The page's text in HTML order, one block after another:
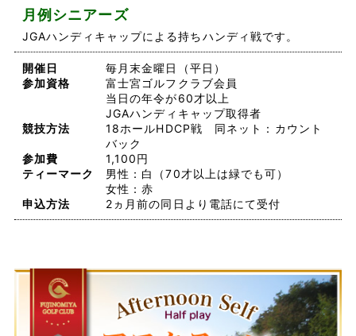
月例シニアーズ
JGAハンディキャップによる持ちハンディ戦です。
開催日
毎月末金曜日（平日）
参加資格
富士宮ゴルフクラブ会員
当日の年令が60才以上
JGAハンディキャップ取得者
競技方法
18ホールHDCP戦 同ネット：カウント
バック
参加費
1,100円
ティーマーク
男性：白（70才以上は緑でも可）
女性：赤
申込方法
2ヵ月前の同日より電話にて受付